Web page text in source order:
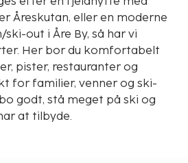
Åreskutan, eller en moderne
out i Åre By, så har vi
Her bor du komfortabelt
pister, restauranter og
for familier, venner og ski-
godt, stå meget på ski og
at tilbyde.